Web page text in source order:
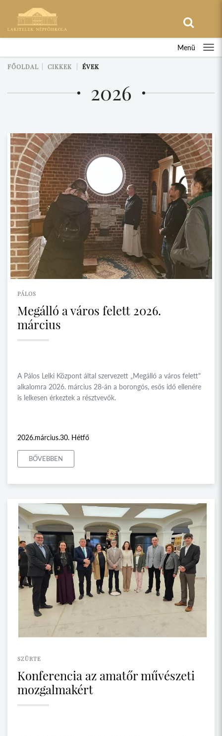
Menü
FŐOLDAL CIKKEK ÉVEK
2026
PÁLOS
Megálló a város felett 2026.
március
A Pálos Lelki Központ által szervezett „Megálló a város felett"
alkalomra 2026. március 28-án a borongós, esős idő ellenére
is lelkesen érkeztek a résztvevők.
2026.március.30. Hétfő
BŐVEBBEN
SZÜRTE
Konferencia az amatőr művészeti
mozgalmakért